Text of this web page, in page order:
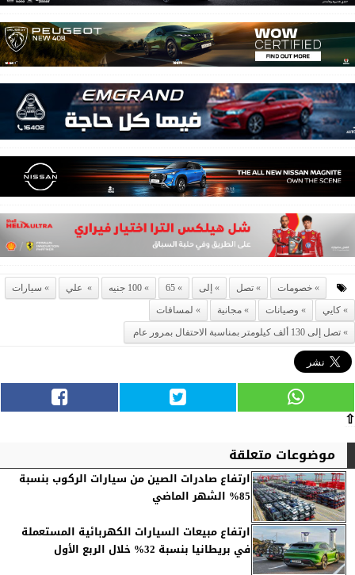
خصومات تصل إلى 65 100 جنيه علي
سيارات
كايي
وصيانات مجانية
لمسافات
تصل إلى 130 ألف كيلومتر بمناسبة الاحتفال بمرور عام
⇧
موضوعات متعلقة
ارتفاع صادرات الصين من سيارات الركوب بنسبة
85% الشهر الماضي
ارتفاع مبيعات السيارات الكهربائية المستعملة
في بريطانيا بنسبة 32% خلال الربع الأول